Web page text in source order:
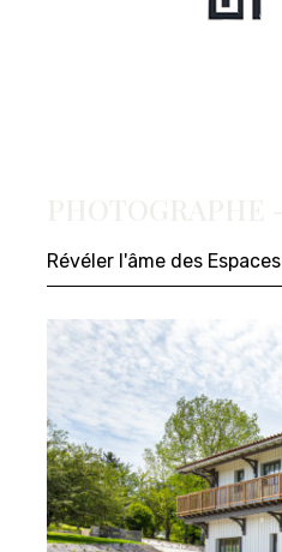
Révéler l'âme des Espaces